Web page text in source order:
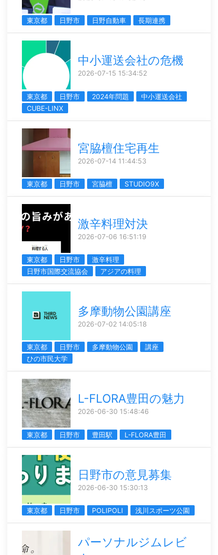
東京都 日野市 日野自動車 長期連携
中小運送会社の危機
2026-07-15 15:34:52
東京都 日野市 2024年問題
中小運送会社
CUBE-LINX
宮脇檀住宅再生
2026-07-14 11:44:53
東京都 日野市 宮脇檀 STUDIO9X
激辛料理対決
2026-07-06 16:51:19
東京都 日野市
激辛料理
日野市国際交流協会
アジアの料理
多摩動物公園講座
2026-07-02 14:05:18
東京都 日野市 多摩動物公園
講座
ひの市民大学
L-FLORA豊田の魅力
2026-06-30 15:48:46
東京都 日野市 豊田駅 L-FLORA豊田
日野市の意見募集
2026-06-30 15:30:13
東京都 日野市 POLIPOLI 浅川スポーツ公園
パーソナルジムレビ